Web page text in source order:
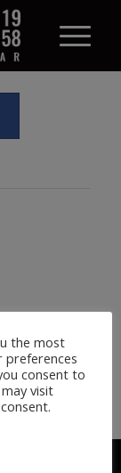
te
the most
preferences
consent to
visit